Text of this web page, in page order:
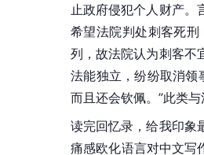
止政府侵犯个人财产。
希望法院判处刺客死
列，故法院认为刺客不
法能独立，纷纷取消领
而且还会钦佩。”此类
读完回忆录，给我印象
痛感欧化语言对中文写